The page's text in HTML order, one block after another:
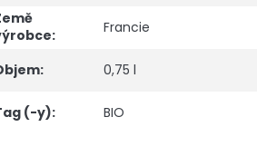
: Francie
: 0,75 l
(-y): BIO